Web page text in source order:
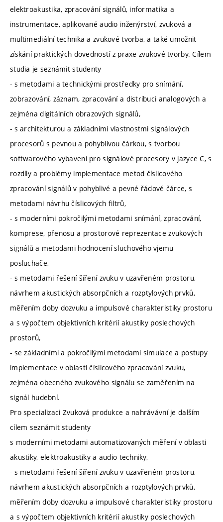
elektroakustika, zpracování signálů, informatika a
instrumentace, aplikované audio inženýrství, zvuková a
multimediální technika a zvukové tvorba, a také umožnit
získání praktických dovedností z praxe zvukové tvorby. Cílem
studia je seznámit studenty
- s metodami a technickými prostředky pro snímání,
zobrazování, záznam, zpracování a distribuci analogových a
zejména digitálních obrazových signálů,
- s architekturou a základními vlastnostmi signálových
procesorů s pevnou a pohyblivou čárkou, s tvorbou
softwarového vybavení pro signálové procesory v jazyce C, s
rozdíly a problémy implementace metod číslicového
zpracování signálů v pohyblivé a pevné řádové čárce, s
metodami návrhu číslicových filtrů,
- s moderními pokročilými metodami snímání, zpracování,
komprese, přenosu a prostorové reprezentace zvukových
signálů a metodami hodnocení sluchového vjemu
posluchače,
- s metodami řešení šíření zvuku v uzavřeném prostoru,
návrhem akustických absorpčních a rozptylových prvků,
měřením doby dozvuku a impulsové charakteristiky prostoru
a s výpočtem objektivních kritérií akustiky poslechových
prostorů,
- se základními a pokročilými metodami simulace a postupy
implementace v oblasti číslicového zpracování zvuku,
zejména obecného zvukového signálu se zaměřením na
signál hudební.
Pro specializaci Zvuková produkce a nahrávávní je dalším
cílem seznámit studenty
s moderními metodami automatizovaných měření v oblasti
akustiky, elektroakustiky a audio techniky,
- s metodami řešení šíření zvuku v uzavřeném prostoru,
návrhem akustických absorpčních a rozptylových prvků,
měřením doby dozvuku a impulsové charakteristiky prostoru
a s výpočtem objektivních kritérií akustiky poslechových